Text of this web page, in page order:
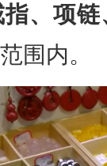
指、项
围内。